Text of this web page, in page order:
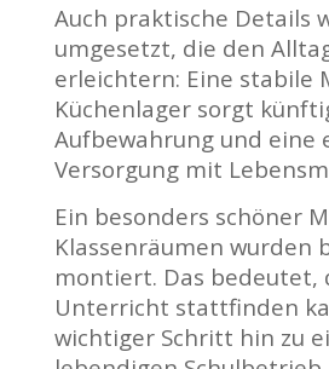
Auch praktische Details
umgesetzt, die den
erleichtern: Eine stabile
Küchenlager sorgt
Aufbewahrung und eine
Versorgung mit
Ein besonders schöner
Klassenräumen wurden
montiert. Das bedeutet,
Unterricht stattfinden
wichtiger Schritt hin zu